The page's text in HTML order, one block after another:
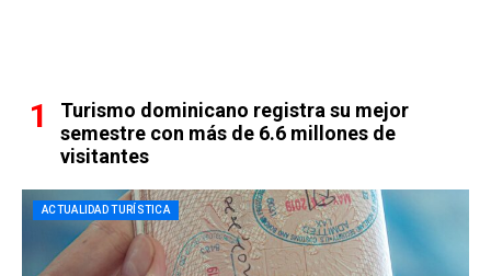
Turismo dominicano registra su mejor
semestre con más de 6.6 millones de
visitantes
ACTUALIDAD TURÍSTICA